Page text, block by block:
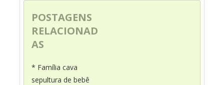
POSTAGENS
RELACIONAD
AS
* Família cava
sepultura de bebê